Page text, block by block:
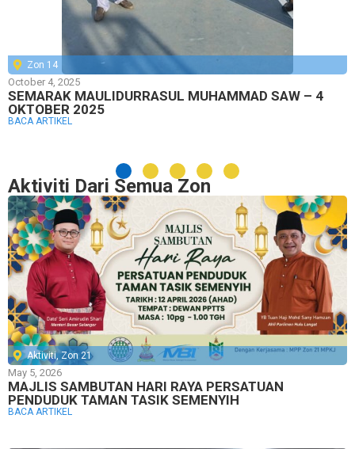
Zon 14
October 4, 2025
SEMARAK MAULIDURRASUL MUHAMMAD SAW – 4
OKTOBER 2025
BACA ARTIKEL
Aktiviti Dari Semua Zon
Aktiviti,Zon 21
May 5, 2026
MAJLIS SAMBUTAN HARI RAYA PERSATUAN
PENDUDUK TAMAN TASIK SEMENYIH
BACA ARTIKEL